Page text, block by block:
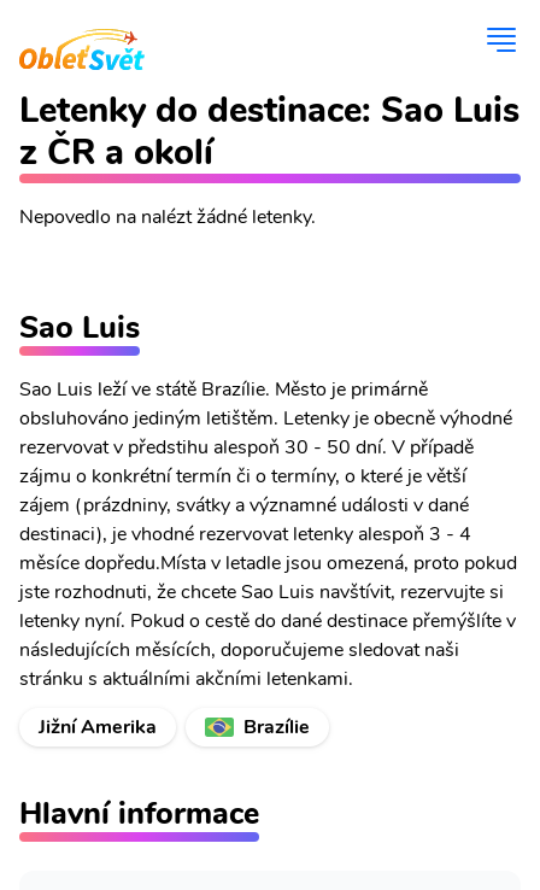
Letenky do destinace: Sao Luis
z ČR a okolí
Nepovedlo na nalézt žádné letenky.
Sao Luis
Sao Luis leží ve státě Brazílie. Město je primárně
obsluhováno jediným letištěm. Letenky je obecně výhodné
rezervovat v předstihu alespoň 30 - 50 dní. V případě
zájmu o konkrétní termín či o termíny, o které je větší
zájem (prázdniny, svátky a významné události v dané
destinaci), je vhodné rezervovat letenky alespoň 3 - 4
měsíce dopředu.Místa v letadle jsou omezená, proto pokud
jste rozhodnuti, že chcete Sao Luis navštívit, rezervujte si
letenky nyní. Pokud o cestě do dané destinace přemýšlíte v
následujících měsících, doporučujeme sledovat naši
stránku s aktuálními akčními letenkami.
Jižní Amerika
Brazílie
Hlavní informace